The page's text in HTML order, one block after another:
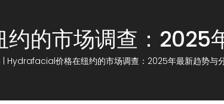
的市场调查：2025
Hydrafacial价格在纽约的市场调查：2025年最新趋势与